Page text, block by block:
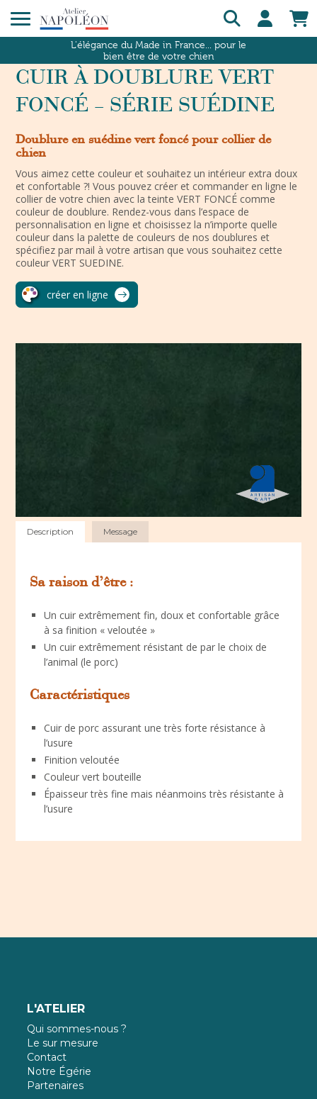
L'élégance du Made in France... pour le
bien être de votre chien
CUIR À DOUBLURE VERT
FONCÉ – SÉRIE SUÉDINE
Doublure en suédine vert foncé pour collier de
chien
Vous aimez cette couleur et souhaitez un intérieur extra doux
et confortable ?! Vous pouvez créer et commander en ligne le
collier de votre chien avec la teinte VERT FONCÉ comme
couleur de doublure. Rendez-vous dans l’espace de
personnalisation en ligne et choisissez la n’importe quelle
couleur dans la palette de couleurs de nos doublures et
spécifiez par mail à votre artisan que vous souhaitez cette
couleur VERT SUEDINE.
créer en ligne
Description Message
Sa raison d’être :
Un cuir extrêmement fin, doux et confortable grâce
à sa finition « veloutée »
Un cuir extrêmement résistant de par le choix de
l’animal (le porc)
Caractéristiques
Cuir de porc assurant une très forte résistance à
l’usure
Finition veloutée
Couleur vert bouteille
Épaisseur très fine mais néanmoins très résistante à
l’usure
L'ATELIER
Qui sommes-nous ?
Le sur mesure
Contact
Notre Égérie
Partenaires